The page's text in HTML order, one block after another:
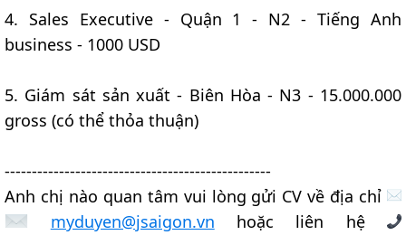
4. Sales Executive - Quận 1 - N2 - Tiếng Anh
business - 1000 USD
5. Giám sát sản xuất - Biên Hòa - N3 - 15.000.000
gross (có thể thỏa thuận)
-------------------------------------------------
Anh chị nào quan tâm vui lòng gửi CV về địa chỉ
myduyen@jsaigon.vn hoặc liên hệ